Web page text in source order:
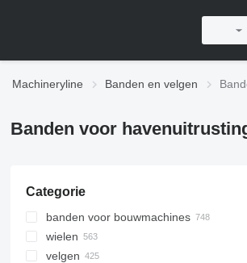
Machineryline Banden en velgen
Banden voor
Categorie
banden voor bouwmachines
rupsbanden
wiellader banden
wielen
velgen